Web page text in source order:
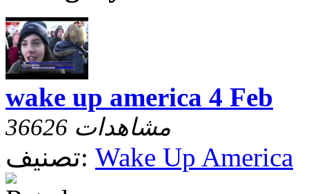
wake up america 4 Feb
36626 مشاهدات
تصنيف: Wake Up America